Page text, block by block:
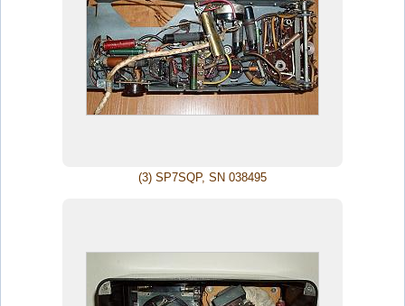
(3) SP7SQP, SN 038495